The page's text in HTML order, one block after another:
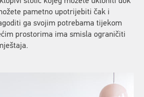
pametno upotrijebiti čak i
ga svojim potrebama tijekom
prostorima ima smisla ograničiti